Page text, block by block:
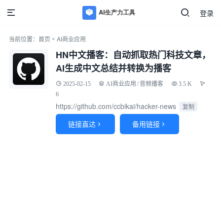
登录
当前位置： 首页 » AI商业应用
HN中文播客：自动抓取热门科技文章，
AI生成中文总结并转换为播客
2025-02-15 AI商业应用 /音频播客
3.5 K
6
https://github.com/ccbikai/hacker-news 复制
链接直达  备用链接 